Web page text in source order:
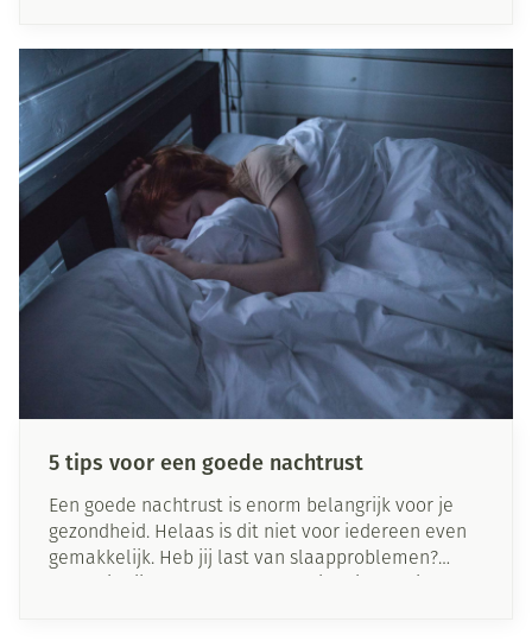
5 tips voor een goede nachtrust
Een goede nachtrust is enorm belangrijk voor je
gezondheid. Helaas is dit niet voor iedereen even
gemakkelijk. Heb jij last van slaapproblemen?